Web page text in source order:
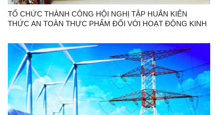
TỔ CHỨC THÀNH CÔNG HỘI NGHỊ TẬP HUẤN KIẾN
THỨC AN TOÀN THỰC PHẨM ĐỐI VỚI HOẠT ĐỘNG KINH
CHI LĂNG, GIẾNG VUÔNG